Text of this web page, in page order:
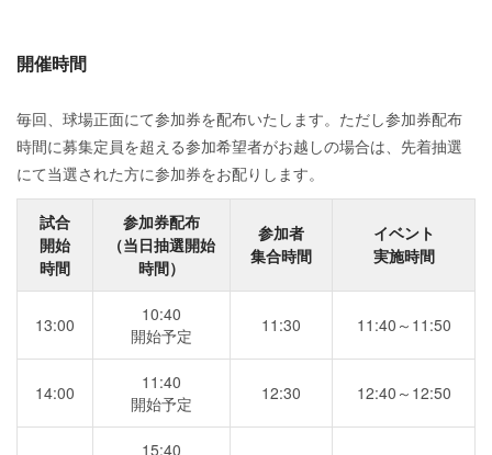
開催時間
毎回、球場正面にて参加券を配布いたします。ただし参加券配布
時間に募集定員を超える参加希望者がお越しの場合は、先着抽選
にて当選された方に参加券をお配りします。
試合
開始
時間
参加券配布
（当日抽選開始
時間）
参加者
集合時間
イベント
実施時間
13:00
10:40
開始予定
11:30 11:40～11:50
14:00
11:40
開始予定
12:30 12:40～12:50
15:40